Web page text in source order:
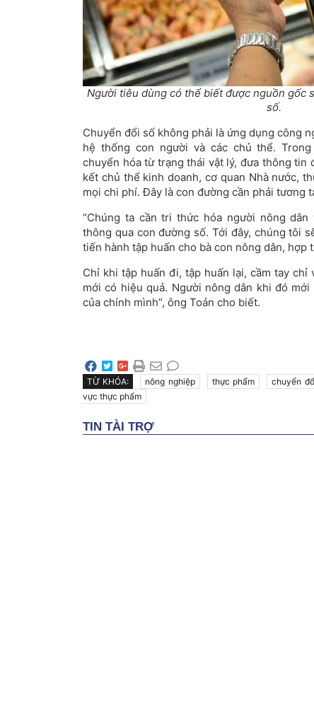
Người tiêu dùng có thể biết được nguồn gốc
số.
Chuyển đổi số không phải là ứng dụng công
hệ thống con người và các chủ thể.
chuyển hóa từ trạng thái vật lý, đưa thông tin
kết chủ thể kinh doanh, cơ quan Nhà nước,
mọi chi phí. Đây là con đường cần phải tương
“Chúng ta cần tri thức hóa người nông
thông qua con đường số. Tới đây, chúng tôi
tiến hành tập huấn cho bà con nông dân, hợp
Chỉ khi tập huấn đi, tập huấn lại, cầm tay
mới có hiệu quả. Người nông dân khi đó
của chính mình”, ông Toản cho biết.
TỪ KHÓA: nông nghiệp thực phẩm chuyển
vực thực phẩm